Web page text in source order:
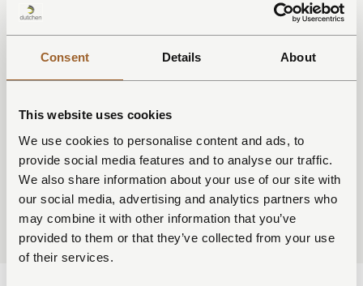
Consent Details About
This website uses cookies
We use cookies to personalise content and ads, to
provide social media features and to analyse our traffic.
We also share information about your use of our site with
our social media, advertising and analytics partners who
may combine it with other information that you’ve
provided to them or that they’ve collected from your use
of their services.
Werkdagen ma–vr, 8:45–17:15 geen vaste weekenddag
en geen avonddiensten
Interesse?
motivatie naar sollicitatie@dutchen.com.
Geen ellenlange brief nodig vertel gewoon wie je bent en
waarom dit bij jou past.
Je kunt ook ons contact formulier invullen en je CV
uploaden.